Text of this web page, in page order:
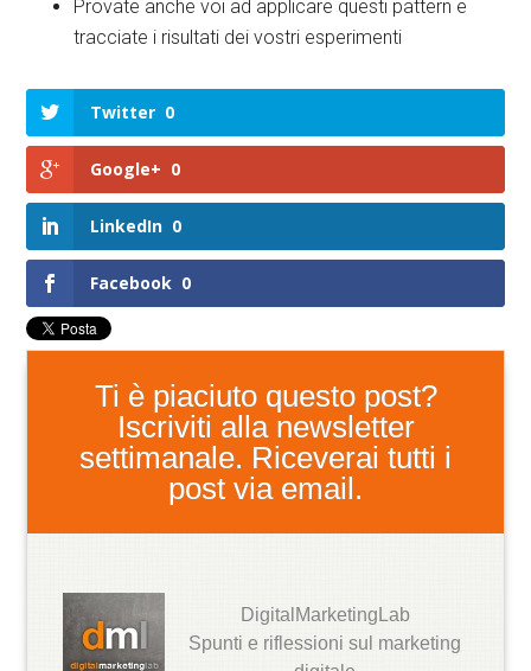
Provate anche voi ad applicare questi pattern e
tracciate i risultati dei vostri esperimenti
Twitter 0
Google+ 0
LinkedIn 0
Facebook 0
Ti è piaciuto questo post?
Iscriviti alla newsletter
settimanale. Riceverai tutti i
post via email.
DigitalMarketingLab
Spunti e riflessioni sul marketing